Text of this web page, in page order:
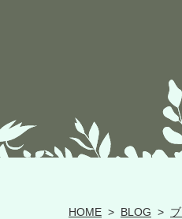
HOME > BLOG >